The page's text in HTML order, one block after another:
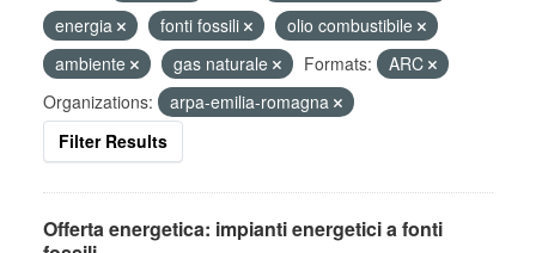
energia
fonti fossili
olio combustibile
ambiente
gas naturale Formats:
ARC
Organizations:
arpa-emilia-romagna
Filter Results
Offerta energetica: impianti energetici a fonti